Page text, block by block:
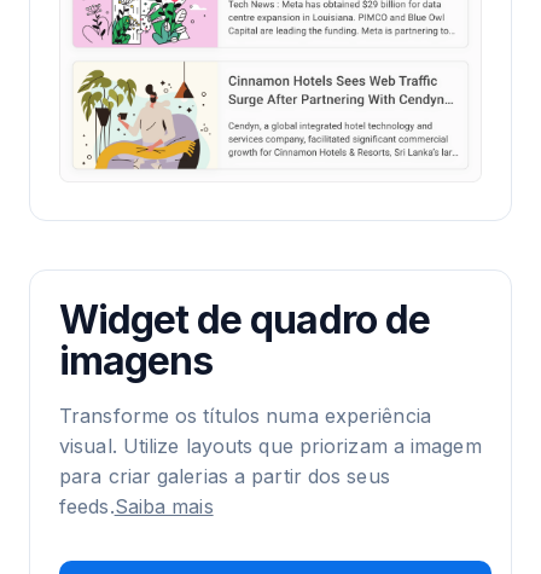
Widget de quadro de
imagens
Transforme os títulos numa experiência
visual. Utilize layouts que priorizam a imagem
para criar galerias a partir dos seus
feeds.Saiba mais